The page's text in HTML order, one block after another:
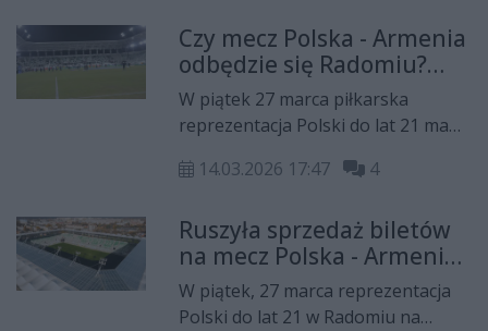
decyzji do zakończenia całej
operacji to zaledwie tydzień.
Czy mecz Polska - Armenia
odbędzie się Radomiu?
Mamy stanowisko PZPN!
W piątek 27 marca piłkarska
reprezentacja Polski do lat 21 ma
w eliminacjach do Młodzieżowych
batalia o to, aby spotkanie w ogóle
odbyło się na stadionie przy Struga
63. Powodem jest fatalny stan
murawy...
14.03.2026 17:47 4
Ruszyła sprzedaż biletów
na mecz Polska - Armenia,
który odbędzie się w
Radomiu
W piątek, 27 marca reprezentacja
Polski do lat 21 w Radomiu na